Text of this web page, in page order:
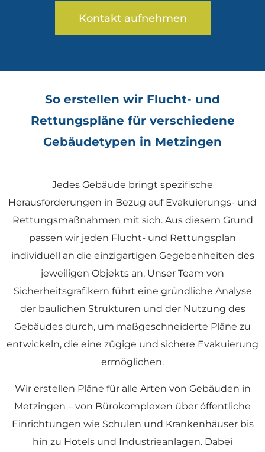
Kontakt aufnehmen
So erstellen wir Flucht- und
Rettungspläne für verschiedene
Gebäudetypen in Metzingen
Jedes Gebäude bringt spezifische
Herausforderungen in Bezug auf Evakuierungs- und
Rettungsmaßnahmen mit sich. Aus diesem Grund
passen wir jeden Flucht- und Rettungsplan
individuell an die einzigartigen Gegebenheiten des
jeweiligen Objekts an. Unser Team von
Sicherheitsgrafikern führt eine gründliche Analyse
der baulichen Strukturen und der Nutzung des
Gebäudes durch, um maßgeschneiderte Pläne zu
entwickeln, die eine zügige und sichere Evakuierung
ermöglichen.
Wir erstellen Pläne für alle Arten von Gebäuden in
Metzingen – von Bürokomplexen über öffentliche
Einrichtungen wie Schulen und Krankenhäuser bis
hin zu Hotels und Industrieanlagen. Dabei